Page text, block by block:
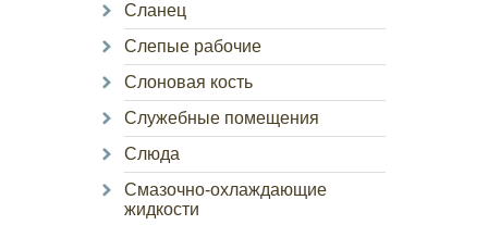
Сланец
Слепые рабочие
Слоновая кость
Служебные помещения
Слюда
Смазочно-охлаждающие
жидкости